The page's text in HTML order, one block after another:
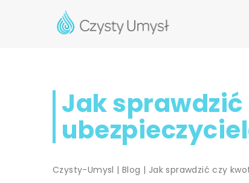
Jak
Czysty-Umysl |Blog | Jak sprawdzić czy